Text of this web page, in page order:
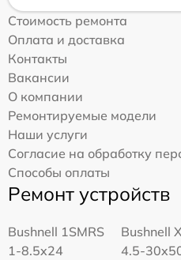
Стоимость ремонта
Оплата и доставка
Контакты
Вакансии
О компании
Ремонтируемые модели
Наши услуги
Согласие на обработку
Способы оплаты
Ремонт устройств
Bushnell 1SMRS
1-8.5x24
Bushnell
4.5-